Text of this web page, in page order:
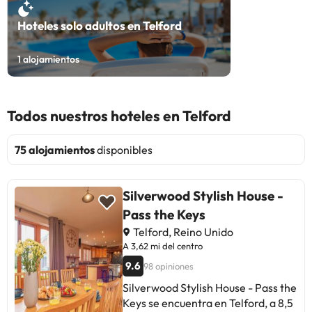
Hoteles solo adultos en Telford
1alojamientos
Todos nuestros hoteles en Telford
75 alojamientosdisponibles
Silverwood Stylish House -
Pass the Keys
Telford, Reino Unido
A 3,62 mi del centro
9.6 98 opiniones
Silverwood Stylish House - Pass the
Keys se encuentra en Telford, a 8,5